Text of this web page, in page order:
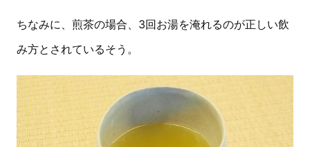
ちなみに、煎茶の場合、3回お湯を淹れるのが正しい飲
み方とされているそう。